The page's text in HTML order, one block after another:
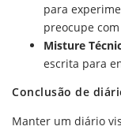
para
preocupe
Misture
escrita para
Conclusão de
Manter um diário